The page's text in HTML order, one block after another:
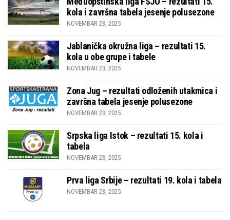
kola i završna tabela jesenje polusezone
NOVEMBAR 23, 2025
Jablanička okružna liga – rezultati 15.
kola u obe grupe i tabele
NOVEMBAR 23, 2025
Zona Jug – rezultati odloženih utakmica i
završna tabela jesenje polusezone
NOVEMBAR 23, 2025
Srpska liga Istok – rezultati 15. kola i
tabela
NOVEMBAR 23, 2025
Prva liga Srbije – rezultati 19. kola i tabela
NOVEMBAR 23, 2025